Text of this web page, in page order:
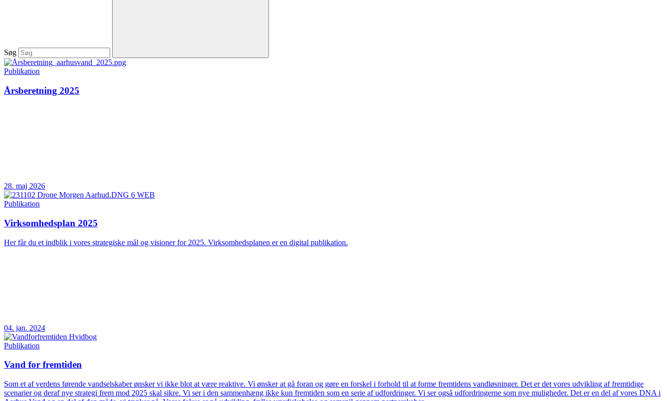
Søg
Publikation
Årsberetning 2025
28. maj 2026
Publikation
Virksomhedsplan 2025
Her får du et indblik i vores strategiske mål og visioner for 2025. Virksomhedsplanen er en digital publikation.
04. jan. 2024
Publikation
Vand for fremtiden
Som et af verdens førende vandselskaber ønsker vi ikke blot at være reaktive. Vi ønsker at gå foran og gøre en forskel i forhold til at forme fremtidens vandløsninger. Det er det vores udvikling af fremtidige
scenarier og deraf nye strategi frem mod 2025 skal sikre. Vi ser i den sammenhæng ikke kun fremtiden som en serie af udfordringer. Vi ser også udfordringerne som nye muligheder. Det er en del af vores DNA i